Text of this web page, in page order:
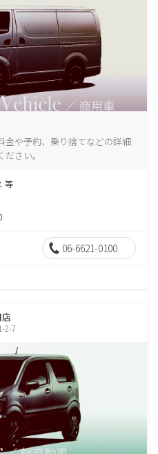
金や予約、乗り捨てなどの詳細
さい。
等
06-6621-0100
店
2-7